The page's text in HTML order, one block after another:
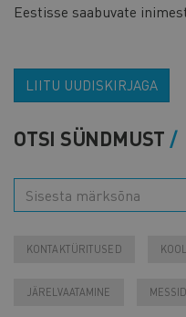
Eestisse saabuvate
LIITU UUDISKIRJAGA
OTSI SÜNDMUST
KONTAKTÜRITUSED
JÄRELVAATAMINE MESSID